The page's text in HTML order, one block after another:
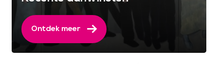
Ontdek meer